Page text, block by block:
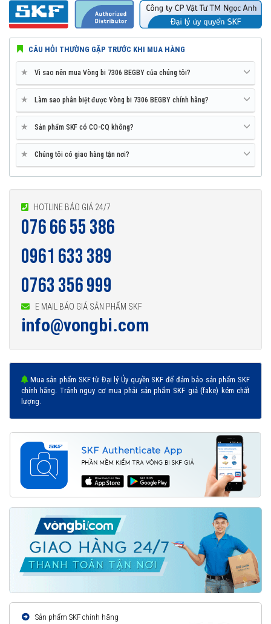
CÂU HỎI THƯỜNG GẶP TRƯỚC KHI MUA HÀNG
★ Vì sao nên mua Vòng bi 7306 BEGBY của chúng tôi?
★ Làm sao phân biệt được Vòng bi 7306 BEGBY chính hãng?
★ Sản phẩm SKF có CO-CQ không?
★ Chúng tôi có giao hàng tận nơi?
HOTLINE BÁO GIÁ 24/7
076 66 55 386
0961 633 389
0763 356 999
E MAIL BÁO GIÁ SẢN PHẨM SKF
info@vongbi.com
Mua sản phẩm SKF từ Đại lý Ủy quyền SKF để đảm bảo sản phẩm SKF
chính hãng. Tránh nguy cơ mua phải sản phẩm SKF giả (fake) kém chất
lượng.
Sản phẩm SKF chính hãng